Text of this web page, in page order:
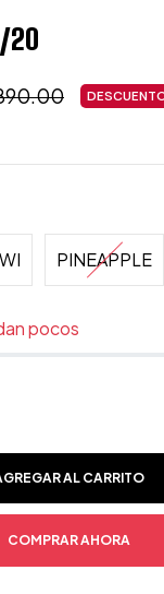
20
PINEAPPLE
pocos
AL CARRITO
COMPRAR AHORA